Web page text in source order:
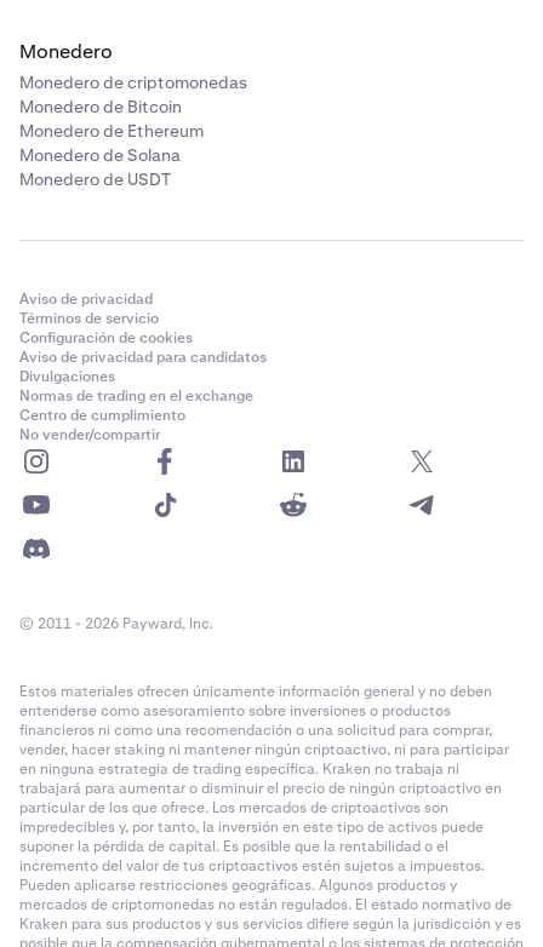
Monedero
Monedero de criptomonedas
Monedero de Bitcoin
Monedero de Ethereum
Monedero de Solana
Monedero de USDT
Aviso de privacidad
Términos de servicio
Configuración de cookies
Aviso de privacidad para candidatos
Divulgaciones
Normas de trading en el exchange
Centro de cumplimiento
No vender/compartir
© 2011 - 2026 Payward, Inc.
Estos materiales ofrecen únicamente información general y no deben
entenderse como asesoramiento sobre inversiones o productos
financieros ni como una recomendación o una solicitud para comprar,
vender, hacer staking ni mantener ningún criptoactivo, ni para participar
en ninguna estrategia de trading específica. Kraken no trabaja ni
trabajará para aumentar o disminuir el precio de ningún criptoactivo en
particular de los que ofrece. Los mercados de criptoactivos son
impredecibles y, por tanto, la inversión en este tipo de activos puede
suponer la pérdida de capital. Es posible que la rentabilidad o el
incremento del valor de tus criptoactivos estén sujetos a impuestos.
Pueden aplicarse restricciones geográficas. Algunos productos y
mercados de criptomonedas no están regulados. El estado normativo de
Kraken para sus productos y sus servicios difiere según la jurisdicción y es